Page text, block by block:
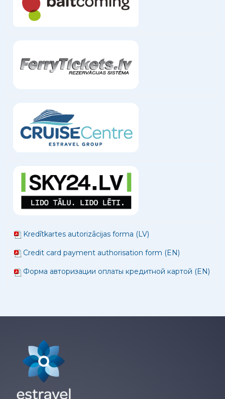
Kredītkartes autorizācijas forma (LV)
Credit card payment authorisation form (EN)
Форма авторизации оплаты кредитной картой (EN)